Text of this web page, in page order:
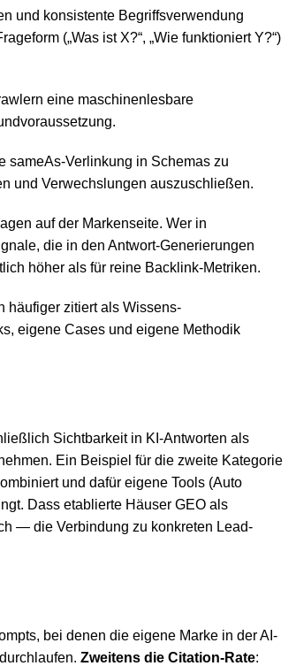
und konsistente Begriffsverwendung
(„Was ist X?“, „Wie funktioniert Y?“)
eine maschinenlesbare
sameAs-Verlinkung in Schemas zu
und Verwechslungen auszuschließen.
auf der Markenseite. Wer in
die in den Antwort-Generierungen
höher als für reine Backlink-Metriken.
häufiger zitiert als Wissens-
eigene Cases und eigene Methodik
Sichtbarkeit in KI-Antworten als
Ein Beispiel für die zweite Kategorie
und dafür eigene Tools (Auto
Dass etablierte Häuser GEO als
— die Verbindung zu konkreten Lead-
bei denen die eigene Marke in der AI-
Zweitens die Citation-Rate: